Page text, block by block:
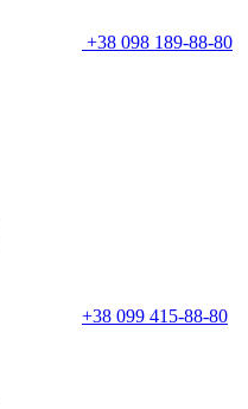
+38 098 189-88-80
+38 099 415-88-80